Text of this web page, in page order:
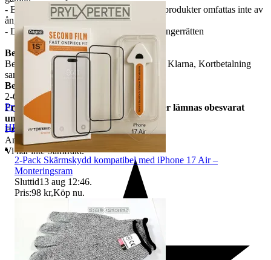
- Batterier, engångsprodukter samt hygienprodukter omfattas inte av
ångerrätten
- Du som köpare står för returfrakten vid ångerrätten
Betalning
Betalning sker via Tradera som möjlig gör Klarna, Kortbetalning
samt Swish.....
Beräknad leveranstid
2-6 arbetsdagar
Frågor om vi har skickat varan kommer lämnas obesvarat
under leveranstid.
Frakt
Angiven i tradera annonsen
Vi har inte Samfrakt.
Prylxperten
HELSINGBORG
, Sverige
2-Pack Skärmskydd kompatibel med iPhone 17 Air –
Monteringsram
Sluttid13 aug 12:46.
Pris:98 kr,Köp nu.